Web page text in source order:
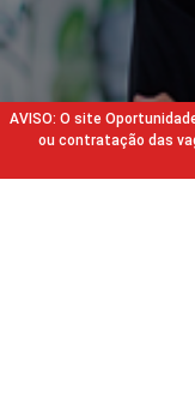
AVISO: O site
ou contratação das